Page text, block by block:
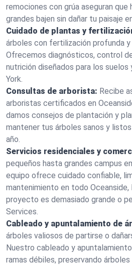
remociones con grúa aseguran que
grandes bajen sin dañar tu paisaje
Cuidado de plantas y
árboles con fertilización profunda
Ofrecemos diagnósticos, control
nutrición diseñados para los suelos
York.
Consultas de arborista: Recibe
arboristas certificados en
damos consejos de plantación y
mantener tus árboles sanos y
año.
Servicios residenciales y
pequeños hasta grandes campus
equipo ofrece cuidado confiable,
mantenimiento en todo Oceanside,
proyecto es demasiado grande o
Services.
Cableado y apuntalamiento de
árboles valiosos de partirse o
Nuestro cableado y
ramas débiles, preservando